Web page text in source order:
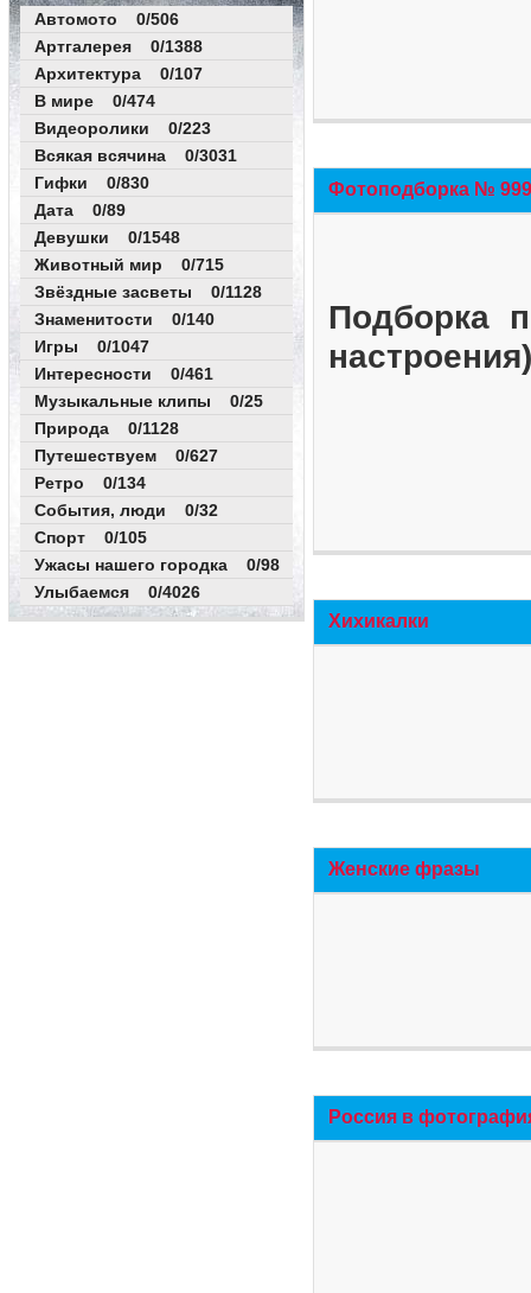
Автомото 0/506
Артгалерея 0/1388
Архитектура 0/107
В мире 0/474
Видеоролики 0/223
Всякая всячина 0/3031
Гифки 0/830
Дата 0/89
Девушки 0/1548
Животный мир 0/715
Звёздные засветы 0/1128
Знаменитости 0/140
Игры 0/1047
Интересности 0/461
Музыкальные клипы 0/25
Природа 0/1128
Путешествуем 0/627
Ретро 0/134
События, люди 0/32
Спорт 0/105
Ужасы нашего городка 0/98
Улыбаемся 0/4026
Фотоподборка №
Подборка
Хихикалки
Женские фразы
Россия в